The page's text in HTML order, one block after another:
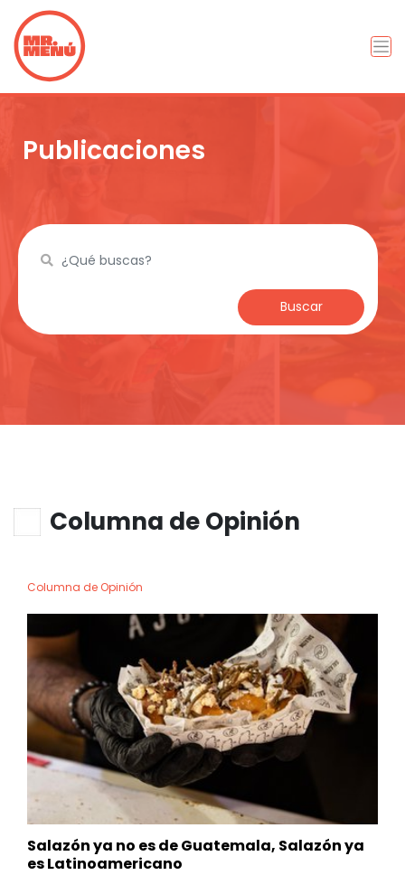
Publicaciones
Buscar
Columna de Opinión
Columna de Opinión
Salazón ya no es de Guatemala, Salazón ya
es Latinoamericano